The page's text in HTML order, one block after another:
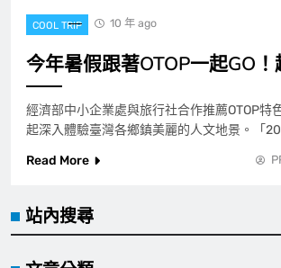
COOL TRIP 10 年 ago
今年暑假跟著OTOP一起GO！
經濟部中小企業處與旅行社合作推薦OTOP特
起深入體驗臺灣各鄉鎮美麗的人文地景。「
Read More
站內搜尋